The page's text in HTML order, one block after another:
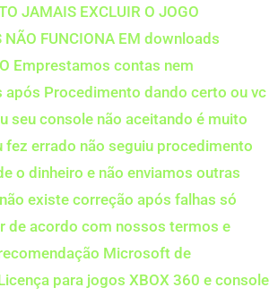
JAMAIS EXCLUIR O JOGO
NÃO FUNCIONA EM downloads
Emprestamos contas nem
Procedimento dando certo ou vc
seu console não aceitando é muito
fez errado não seguiu procedimento
o dinheiro e não enviamos outras
existe correção após falhas só
de acordo com nossos termos e
Microsoft de
para jogos XBOX 360 e console